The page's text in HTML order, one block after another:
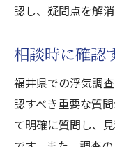
認し、疑問点を解
相談時に確認
福井県での浮気調
認すべき重要な質
て明確に質問し、